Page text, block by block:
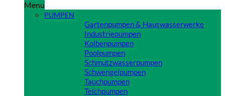
Menu
PUMPEN
Gartenpumpen & Hauswasserwerke
Industriepumpen
Kolbenpumpen
Poolpumpen
Schmutzwasserpumpen
Schwengelpumpen
Tauchpumpen
Teichpumpen